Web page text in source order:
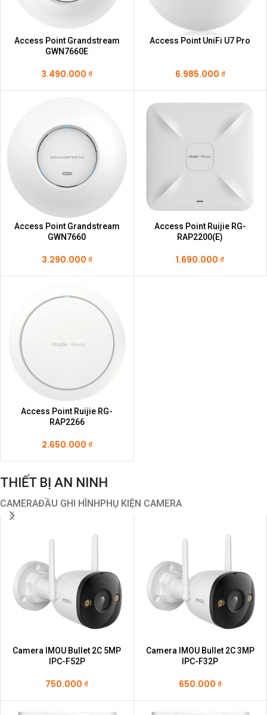
Access Point Grandstream
GWN7660E
3.490.000₫
Access Point UniFi U7 Pro
6.985.000 ₫
Access Point Grandstream
GWN7660
3.290.000 ₫
Access Point Ruijie RG-
RAP2200(E)
1.690.000₫
Access Point Ruijie RG-
RAP2266
2.650.000 ₫
THIẾT BỊ AN NINH
CAMERAĐẦU GHI HÌNH PHỤ KIỆN CAMERA
Camera IMOU Bullet 2C 5MP
IPC-F52P
750.000₫
Camera IMOU Bullet 2C 3MP
IPC-F32P
650.000 ₫